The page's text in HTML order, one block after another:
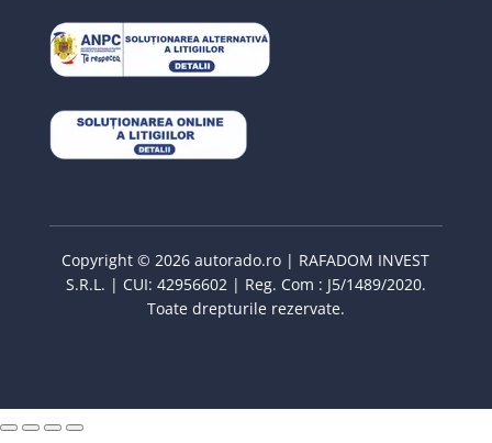
Copyright © 2026 autorado.ro | RAFADOM INVEST
S.R.L. | CUI: 42956602 | Reg. Com : J5/1489/2020.
Toate drepturile rezervate.